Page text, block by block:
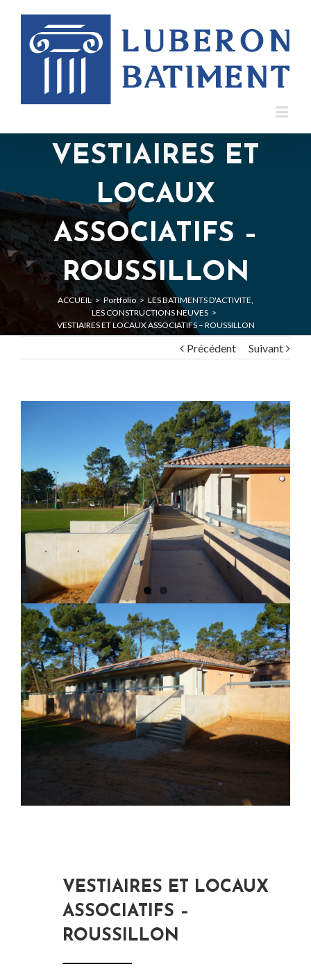
VESTIAIRES ET
LOCAUX
ASSOCIATIFS –
ROUSSILLON
ACCUEIL > Portfolio > LES BATIMENTS D'ACTIVITE,
LES CONSTRUCTIONS NEUVES >
VESTIAIRES ET LOCAUX ASSOCIATIFS – ROUSSILLON
Précédent Suivant
VESTIAIRES ET LOCAUX
ASSOCIATIFS –
ROUSSILLON